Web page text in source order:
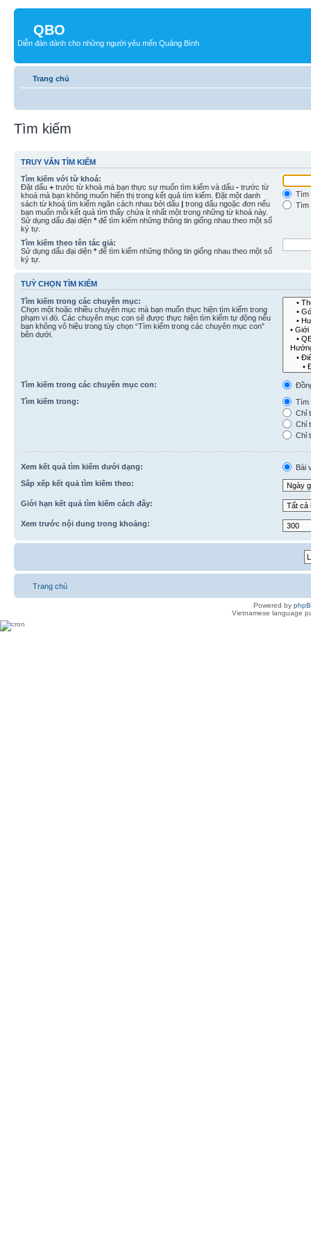
QBO
Diễn đàn dành cho những người yêu mến Quảng Bình
Trang chủ
Tìm kiếm
TRUY VẤN TÌM KIẾM
Tìm kiếm với từ khoá:
Đặt dấu + trước từ khoá mà bạn thực sự muốn tìm kiếm và dấu - trước từ
khoá mà bạn không muốn hiển thị trong kết quả tìm kiếm. Đặt một danh
sách từ khoá tìm kiếm ngăn cách nhau bởi dấu | trong dấu ngoặc đơn nếu
bạn muốn mỗi kết quả tìm thấy chứa ít nhất một trong những từ khoá này.
Sử dụng dấu đại diện * để tìm kiếm những thông tin giống nhau theo một số
ký tự.
Tìm
Tìm
Tìm kiếm theo tên tác giả:
Sử dụng dấu đại diện * để tìm kiếm những thông tin giống nhau theo một số
ký tự.
TUỲ CHỌN TÌM KIẾM
Tìm kiếm trong các chuyên mục:
Chọn một hoặc nhiều chuyên mục mà bạn muốn thực hiện tìm kiếm trong
phạm vi đó. Các chuyên mục con sẽ được thực hiện tìm kiếm tự động nếu
bạn không vô hiệu trong tùy chọn “Tìm kiếm trong các chuyên mục con”
bên dưới.
Tìm kiếm trong các chuyên mục con:
Tìm kiếm trong:
Tìm
Chỉ
Chỉ
Chỉ
Xem kết quả tìm kiếm dưới dạng:
Bài
Sắp xếp kết quả tìm kiếm theo:
Giới hạn kết quả tìm kiếm cách đây:
Xem trước nội dung trong khoảng:
Trang chủ
Powered by
Vietnamese language